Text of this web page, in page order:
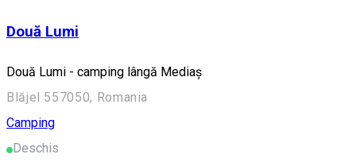
Două Lumi
Două Lumi - camping lângă Mediaș
Blăjel 557050, Romania
Camping
Deschis